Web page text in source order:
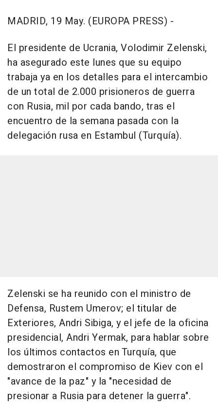
MADRID, 19 May. (EUROPA PRESS) -
El presidente de Ucrania, Volodimir Zelenski,
ha asegurado este lunes que su equipo
trabaja ya en los detalles para el intercambio
de un total de 2.000 prisioneros de guerra
con Rusia, mil por cada bando, tras el
encuentro de la semana pasada con la
delegación rusa en Estambul (Turquía).
Zelenski se ha reunido con el ministro de
Defensa, Rustem Umerov; el titular de
Exteriores, Andri Sibiga, y el jefe de la oficina
presidencial, Andri Yermak, para hablar sobre
los últimos contactos en Turquía, que
demostraron el compromiso de Kiev con el
"avance de la paz" y la "necesidad de
presionar a Rusia para detener la guerra".